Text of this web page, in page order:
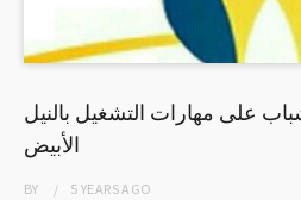
على مهارات التشغيل بالنيل
الأبيض
BY 5 YEARSAGO